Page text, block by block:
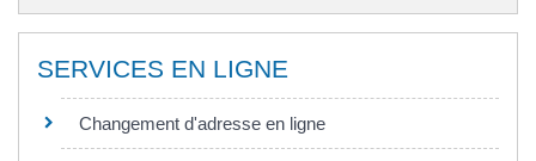
SERVICES EN LIGNE
Changement d'adresse en ligne